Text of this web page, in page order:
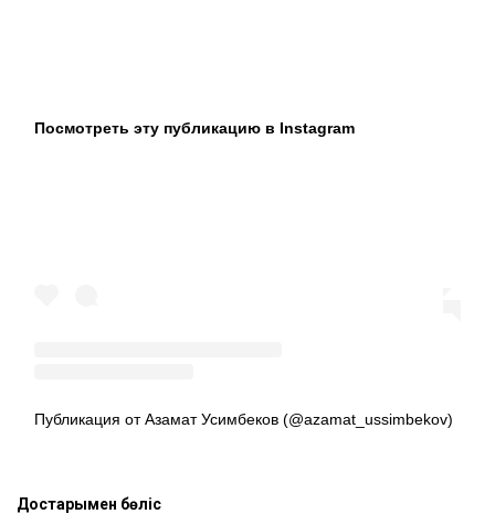
Посмотреть эту публикацию в Instagram
Публикация от Азамат Усимбеков (@azamat_ussimbekov)
Достарыңмен бөліс